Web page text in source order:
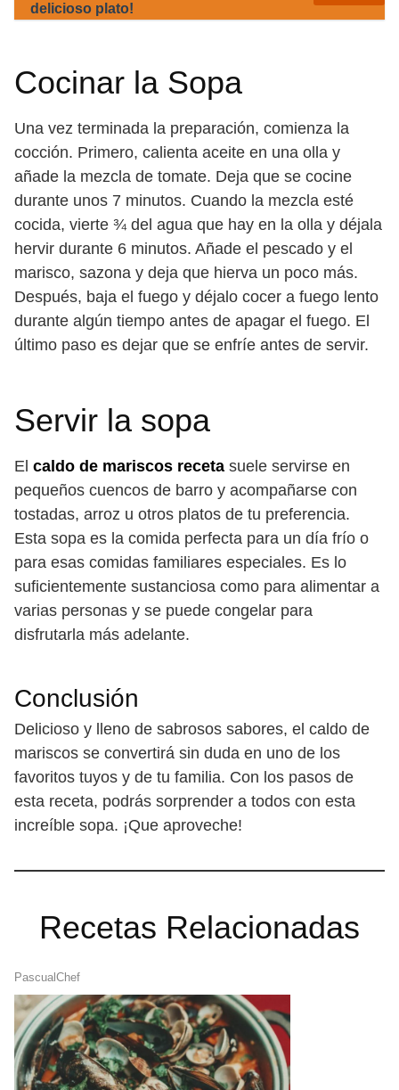
delicioso plato!
Cocinar la Sopa
Una vez terminada la preparación, comienza la
cocción. Primero, calienta aceite en una olla y
añade la mezcla de tomate. Deja que se cocine
durante unos 7 minutos. Cuando la mezcla esté
cocida, vierte ¾ del agua que hay en la olla y déjala
hervir durante 6 minutos. Añade el pescado y el
marisco, sazona y deja que hierva un poco más.
Después, baja el fuego y déjalo cocer a fuego lento
durante algún tiempo antes de apagar el fuego. El
último paso es dejar que se enfríe antes de servir.
Servir la sopa
El caldo de mariscos receta suele servirse en
pequeños cuencos de barro y acompañarse con
tostadas, arroz u otros platos de tu preferencia.
Esta sopa es la comida perfecta para un día frío o
para esas comidas familiares especiales. Es lo
suficientemente sustanciosa como para alimentar a
varias personas y se puede congelar para
disfrutarla más adelante.
Conclusión
Delicioso y lleno de sabrosos sabores, el caldo de
mariscos se convertirá sin duda en uno de los
favoritos tuyos y de tu familia. Con los pasos de
esta receta, podrás sorprender a todos con esta
increíble sopa. ¡Que aproveche!
Recetas Relacionadas
PascualChef